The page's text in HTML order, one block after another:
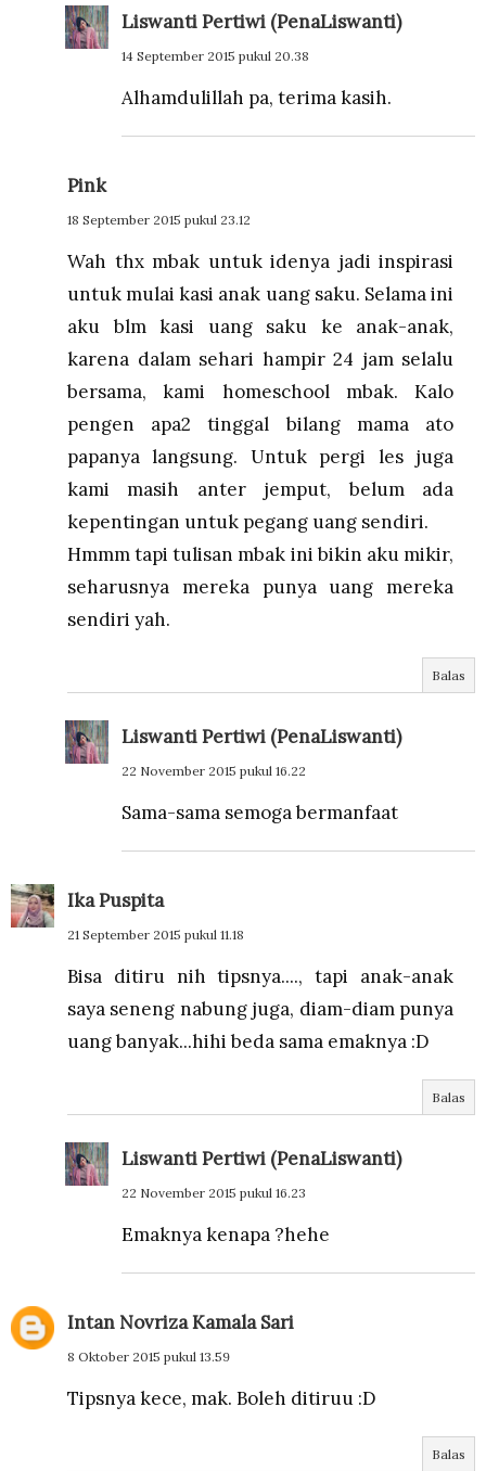
Liswanti Pertiwi (PenaLiswanti)
14 September 2015 pukul 20.38
Alhamdulillah pa, terima kasih.
Pink
18 September 2015 pukul 23.12
Wah thx mbak untuk idenya jadi inspirasi
untuk mulai kasi anak uang saku. Selama ini
aku blm kasi uang saku ke anak-anak,
karena dalam sehari hampir 24 jam selalu
bersama, kami homeschool mbak. Kalo
pengen apa2 tinggal bilang mama ato
papanya langsung. Untuk pergi les juga
kami masih anter jemput, belum ada
kepentingan untuk pegang uang sendiri.
Hmmm tapi tulisan mbak ini bikin aku mikir,
seharusnya mereka punya uang mereka
sendiri yah.
Balas
Liswanti Pertiwi (PenaLiswanti)
22 November 2015 pukul 16.22
Sama-sama semoga bermanfaat
Ika Puspita
21 September 2015 pukul 11.18
Bisa ditiru nih tipsnya...., tapi anak-anak
saya seneng nabung juga, diam-diam punya
uang banyak...hihi beda sama emaknya :D
Balas
Liswanti Pertiwi (PenaLiswanti)
22 November 2015 pukul 16.23
Emaknya kenapa ?hehe
Intan Novriza Kamala Sari
8 Oktober 2015 pukul 13.59
Tipsnya kece, mak. Boleh ditiruu :D
Balas